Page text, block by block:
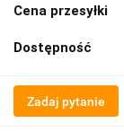
Cena przesyłki
Dostępność
Zadaj pytanie